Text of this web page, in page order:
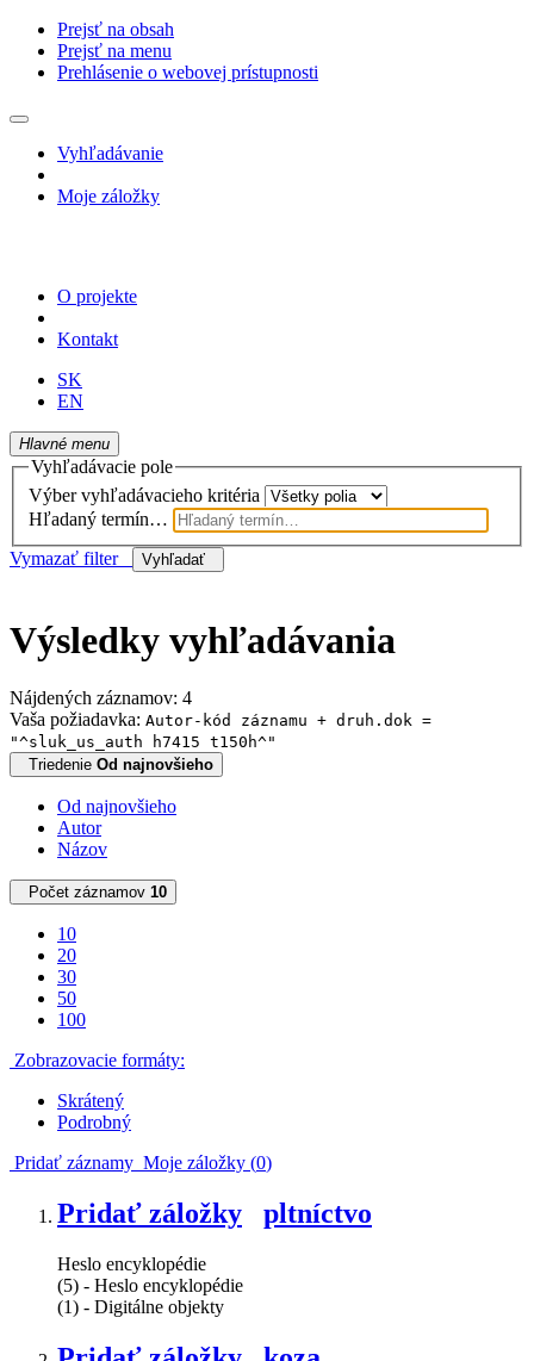
Prejsť na obsah
Prejsť na menu
Prehlásenie o webovej prístupnosti
Vyhľadávanie
Moje záložky
O projekte
Kontakt
SK
EN
Hlavné menu
Vyhľadávacie pole
Výber vyhľadávacieho kritéria
Hľadaný termín…
Vymazať filter
Vyhľadať
Výsledky vyhľadávania
Nájdených záznamov: 4
Vaša požiadavka: Autor-kód záznamu + druh.dok =
"^sluk_us_auth h7415 t150h^"
Triedenie Od najnovšieho
Od najnovšieho
Autor
Názov
Počet záznamov 10
10
20
30
50
100
Zobrazovacie formáty:
Skrátený
Podrobný
Pridať záznamy Moje záložky (0)
Pridať záložky pltníctvo
Heslo encyklopédie
(5) - Heslo encyklopédie
(1) - Digitálne objekty